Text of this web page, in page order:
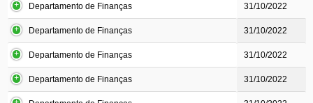
Departamento de Finanças 31/10/2022
Departamento de Finanças 31/10/2022
Departamento de Finanças 31/10/2022
Departamento de Finanças 31/10/2022